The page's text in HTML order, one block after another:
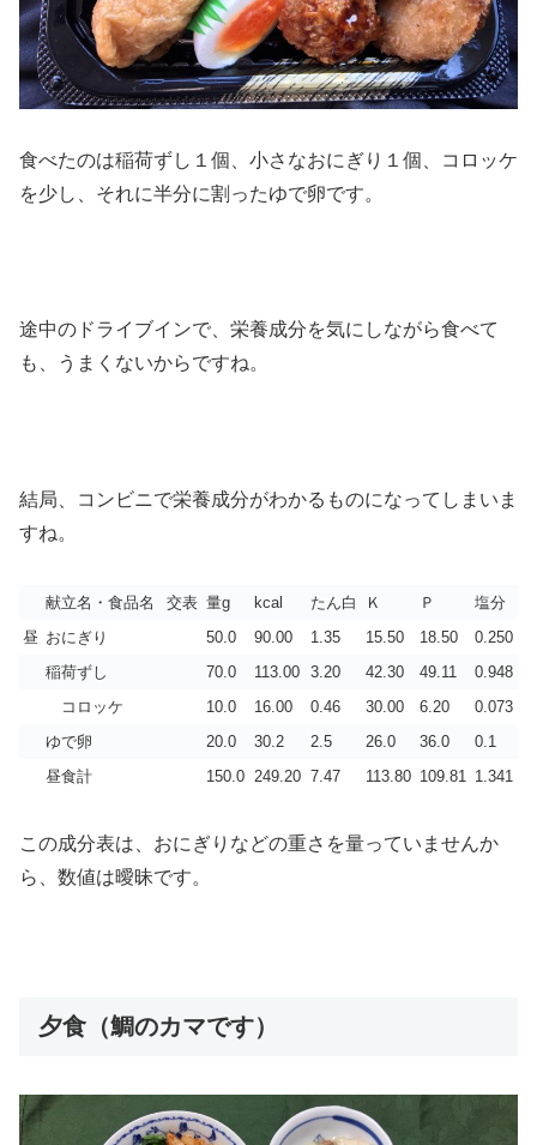
食べたのは稲荷ずし１個、小さなおにぎり１個、コロッケ
を少し、それに半分に割ったゆで卵です。
途中のドライブインで、栄養成分を気にしながら食べて
も、うまくないからですね。
結局、コンビニで栄養成分がわかるものになってしまいま
すね。
献立名・食品名 交表 量g kcal たん白 Ｋ Ｐ
塩分
昼 おにぎり 50.0 90.00 1.35 15.50 18.50
0.250
稲荷ずし
70.0 113.00 3.20 42.30 49.11
0.948
コロッケ
10.0 16.00 0.46 30.00 6.20
0.073
ゆで卵
20.0 30.2 2.5 26.0 36.0
0.1
昼食計
150.0 249.20 7.47 113.80 109.81 1.341
この成分表は、おにぎりなどの重さを量っていませんか
ら、数値は曖昧です。
夕食（鯛のカマです）